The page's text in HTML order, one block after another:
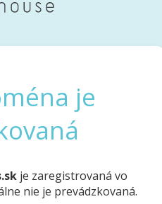
je
je zaregistrovaná vo
nie je prevádzkovaná.